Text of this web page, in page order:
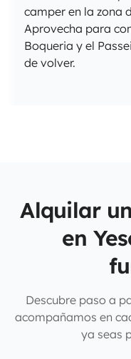
camper en la zona
Aprovecha para
Boqueria y el
de volver.
Alquilar
en
Descubre paso a
acompañamos en
ya seas